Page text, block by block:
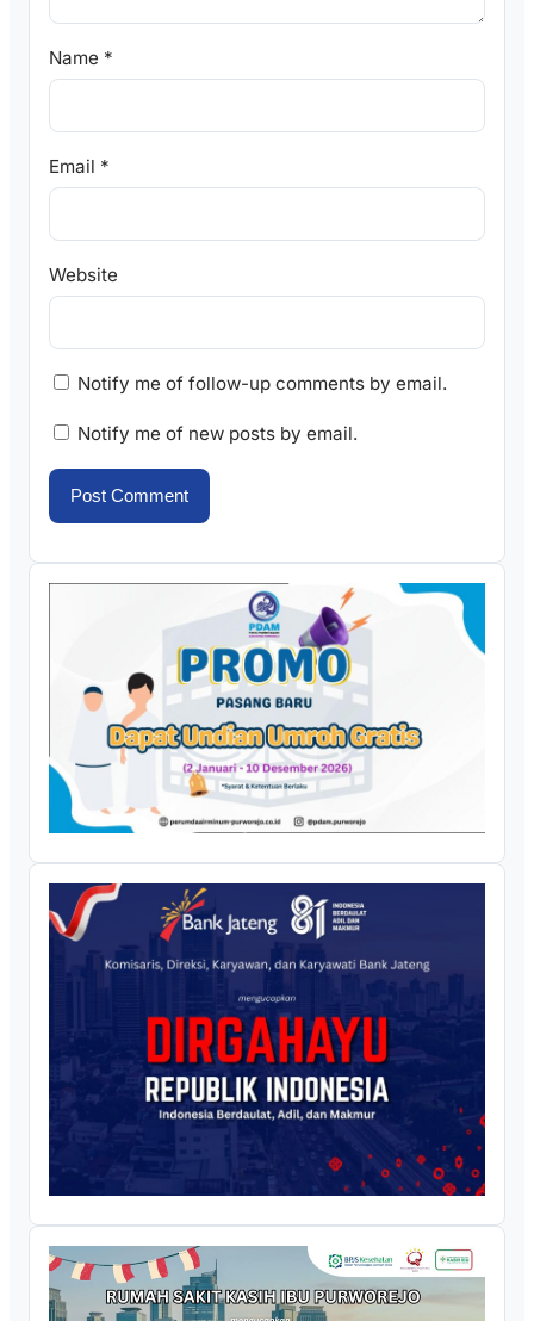
Name *
Email *
Website
Notify me of follow-up comments by email.
Notify me of new posts by email.